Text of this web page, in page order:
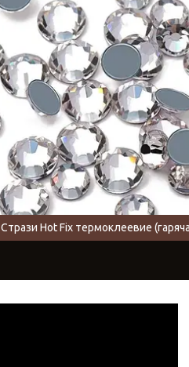
Стрази Hot Fix термоклеевие (гаряча